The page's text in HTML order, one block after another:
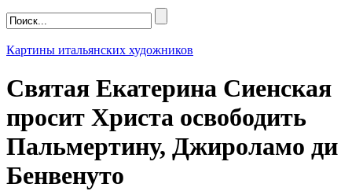
Картины итальянских художников
Святая Екатерина Сиенская
просит Христа освободить
Пальмертину, Джироламо ди
Бенвенуто